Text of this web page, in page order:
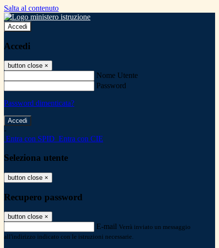
Salta al contenuto
Accedi
Accedi
button close ×
Nome Utente
Password
Password dimenticata?
-
Entra con SPID Entra con CIE
Seleziona utente
button close ×
Recupero password
button close ×
E-mail Verrà inviato un messaggio
all'indirizzo indicato con le istruzioni necessarie.